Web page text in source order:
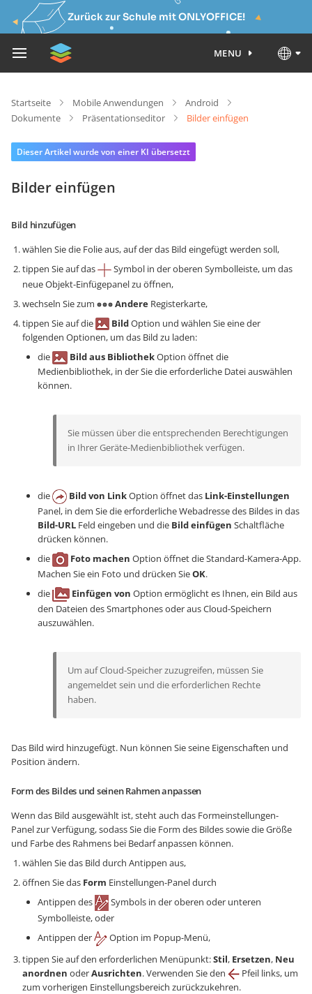
Zurück zur Schule mit ONLYOFFICE!
MENU
Startseite Mobile Anwendungen
Android
Dokumente
Präsentationseditor Bilder einfügen
Dieser Artikel wurde von einer KI übersetzt
Bilder einfügen
Bild hinzufügen
wählen Sie die Folie aus, auf der das Bild eingefügt werden soll,
tippen Sie auf das
Symbol in der oberen Symbolleiste, um das
neue Objekt-Einfügepanel zu öffnen,
wechseln Sie zum
Andere Registerkarte,
tippen Sie auf die
BildOption und wählen Sie eine der
folgenden Optionen, um das Bild zu laden:
die
Bild aus BibliothekOption öffnet die
Medienbibliothek, in der Sie die erforderliche Datei auswählen
können.
Sie müssen über die entsprechenden Berechtigungen
in Ihrer Geräte-Medienbibliothek verfügen.
die Bild von LinkOption öffnet das Link-Einstellungen
Panel, in dem Sie die erforderliche Webadresse des Bildes in das
Bild-URL Feld eingeben und die Bild einfügen Schaltfläche
drücken können.
die
Foto machen Option öffnet die Standard-Kamera-App.
Machen Sie ein Foto und drücken SieOK.
die
Einfügen von Option ermöglicht es Ihnen, ein Bild aus
den Dateien des Smartphones oder aus Cloud-Speichern
auszuwählen.
Um auf Cloud-Speicher zuzugreifen, müssen Sie
angemeldet sein und die erforderlichen Rechte
haben.
Das Bild wird hinzugefügt. Nun können Sie seine Eigenschaften und
Position ändern.
Form des Bildes und seinen Rahmen anpassen
Wenn das Bild ausgewählt ist, steht auch das Formeinstellungen-
Panel zur Verfügung, sodass Sie die Form des Bildes sowie die Größe
und Farbe des Rahmens bei Bedarf anpassen können.
wählen Sie das Bild durch Antippen aus,
öffnen Sie das Form Einstellungen-Panel durch
Antippen des
Symbols in der oberen oder unteren
Symbolleiste, oder
Antippen der
Option im Popup-Menü,
tippen Sie auf den erforderlichen Menüpunkt:Stil, Ersetzen, Neu
anordnen oderAusrichten. Verwenden Sie den
Pfeil links, um
zum vorherigen Einstellungsbereich zurückzukehren.